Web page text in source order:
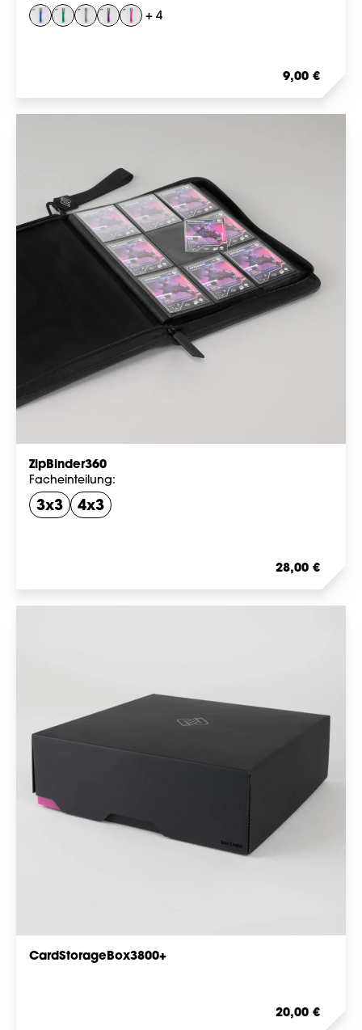
bluegreen
greylilacpink
+ 4
Regulärer
9,00 €
ZipBinder360
Facheinteilung:
3x3 4x3
Regulärer
28,00 €
CardStorageBox3800+
Regulärer
20,00 €